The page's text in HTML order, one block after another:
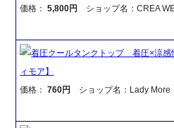
価格：5,800円 ショップ名：CREA
着圧クールタンクトップ 着圧×涼感
ィモア】
価格：760円 ショップ名：Lady More